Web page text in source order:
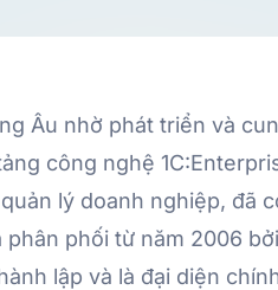
Âu nhờ phát triển và
công nghệ
lý doanh nghiệp, đã
phối từ năm 2006
lập và là đại diện